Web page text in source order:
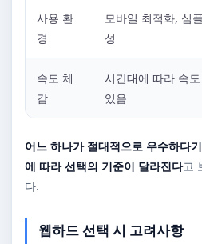
사용 환
경
모바일 최적화, 심
성
속도 체
감
시간대에 따라 속
있음
어느 하나가 절대적으로 우수하다
에 따라 선택의 기준이 달라진다고
다.
웹하드 선택 시 고려사항